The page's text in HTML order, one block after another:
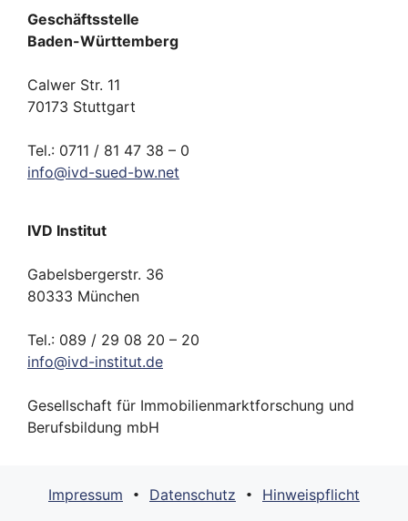
Geschäftsstelle
Baden-Württemberg
Calwer Str. 11
70173 Stuttgart
Tel.: 0711 / 81 47 38 – 0
info@ivd-sued-bw.net
IVD Institut
Gabelsbergerstr. 36
80333 München
Tel.: 089 / 29 08 20 – 20
info@ivd-institut.de
Gesellschaft für Immobilienmarktforschung und
Berufsbildung mbH
Impressum • Datenschutz • Hinweispflicht